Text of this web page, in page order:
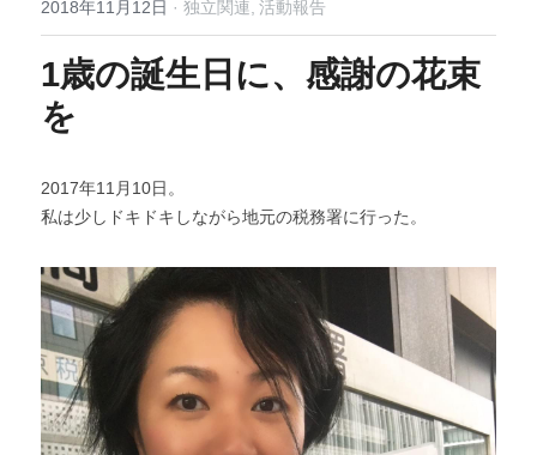
2018年11月12日 · 独立関連, 活動報告
1歳の誕生日に、感謝の花束
を
2017年11月10日。
私は少しドキドキしながら地元の税務署に行った。